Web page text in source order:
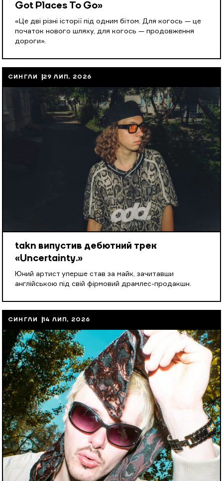
Got Places To Go»
«Це дві різні історії під одним бітом. Для когось — це
початок нового шляху, для когось — продовження
дороги».
СИНГЛИ 29 ЛИП, 2026
takn випустив дебютний трек
«Uncertainty.»
Юний артист уперше став за майк, зачитавши
англійською під свій фірмовий драмлес-продакшн.
СИНГЛИ 14 ЛИП, 2026